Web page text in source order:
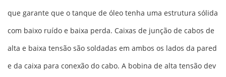
que garante que o tanque de óleo tenha uma estrutura sólida
com baixo ruído e baixa perda. Caixas de junção de cabos de
alta e baixa tensão são soldadas em ambos os lados da pared
e da caixa para conexão do cabo. A bobina de alta tensão dev